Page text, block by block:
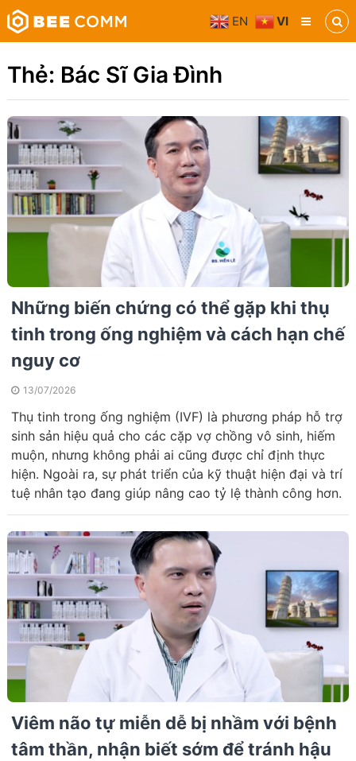
Skip
to
content
Bee
Comm
Truyền
thông
tiện
Thẻ: Bác Sĩ Gia Đình
Những biến chứng có thể gặp khi thụ
tinh trong ống nghiệm và cách hạn chế
nguy cơ
13/07/2026
Thụ tinh trong ống nghiệm (IVF) là phương pháp hỗ trợ
sinh sản hiệu quả cho các cặp vợ chồng vô sinh, hiếm
muộn, nhưng không phải ai cũng được chỉ định thực
hiện. Ngoài ra, sự phát triển của kỹ thuật hiện đại và trí
tuệ nhân tạo đang giúp nâng cao tỷ lệ thành công hơn.
Viêm não tự miễn dễ bị nhầm với bệnh
tâm thần, nhận biết sớm để tránh hậu
EN VI